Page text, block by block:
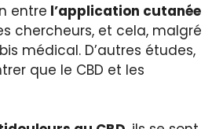
entre l’application cutanée
chercheurs, et cela, malgré
médical. D’autres études,
que le CBD et les